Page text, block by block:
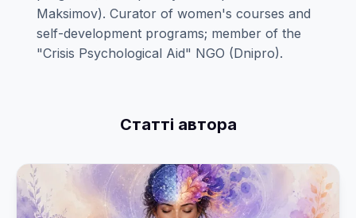
Maksimov). Curator of women's courses and
self-development programs; member of the
"Crisis Psychological Aid" NGO (Dnipro).
Статті автора